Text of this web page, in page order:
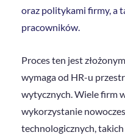
oraz politykami firmy, a
pracowników.
Proces ten jest
wymaga od HR-u
wytycznych. Wiele firm
wykorzystanie
technologicznych,